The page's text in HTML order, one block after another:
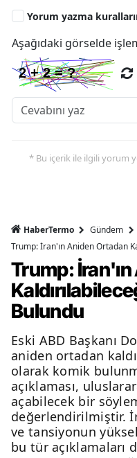
Yorum yazma
Aşağıdaki görselde
* Bu içerik ile ilgili yorum
HaberTermo
Gündem
Trump: İran'ın Aniden Ortadan
Trump:
Bulundu
Eski ABD Başkanı
aniden ortadan
olarak komik
açıklaması,
açabilecek bir
değerlendirilmiştir.
ve tansiyonun
bu tür açıklamaları